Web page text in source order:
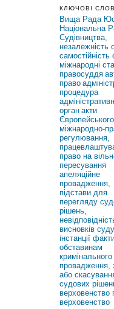
КЛЮЧОВІ
Вища Рада
Національна
Судівництва,
незалежність
самостійність
міжнародні
правосуддя
право
процедура
орган акти
міжнародно-
регулювання,
право на
пересування
апеляційне
провадження,
підстави для
перегляду
рішень,
висновків
інстанції
обставинам
кримінального
провадження,
або
судових
верховенство
верховенство